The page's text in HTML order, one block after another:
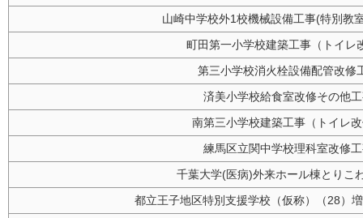
山崎中学校外1校機械設備工事(特別教
町田第一小学校建築工事（トイレ
第三小学校消火栓設備配管改修
済美小学校給食室改修その他
南第三小学校建築工事（トイレ
練馬区立関中学校理科室改修
千葉大学(医病)外来ホール棟とりこ
都立王子地区特別支援学校（仮称）（28）